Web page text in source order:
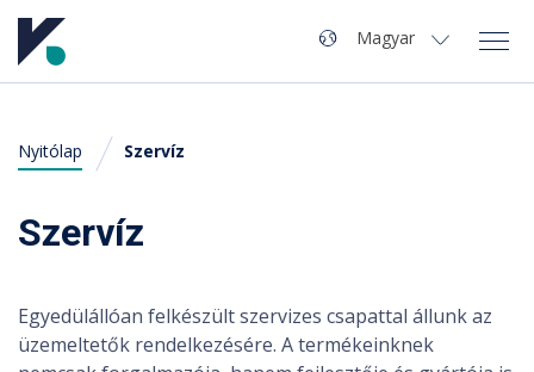
Navigáció
A Kvaliwash
Termékek
Szervíz
Nyelv
English Angol
Magyar
Nyitólap Szervíz
Szervíz
Egyedülállóan felkészült szervizes csapattal állunk az
üzemeltetők rendelkezésére. A termékeinknek